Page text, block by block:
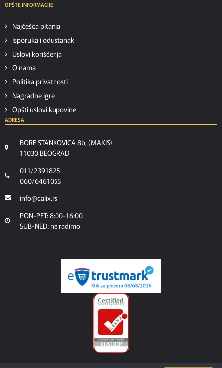
OPŠTE INFORMACIJE
Najčešća pitanja
Isporuka i odustanak
Uslovi korišćenja
O nama
Politika privatnosti
Nagradne igre
Opšti uslovi kupovine
ADRESA
BORE STANKOVICA 8b, (MAKIS)
11030 BEOGRAD
011/2391825
060/6461055
info@calix.rs
PON-PET: 8:00-16:00
SUB-NED: ne radimo